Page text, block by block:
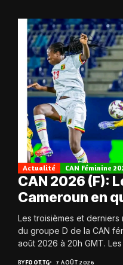
Actualité CAN Féminine
CAN 2026 (F):
Cameroun en
Les troisièmes et
du groupe D de la CAN
août 2026 à 20h GMT. Les
BYFOOT.TG 7 AOÛT 2026